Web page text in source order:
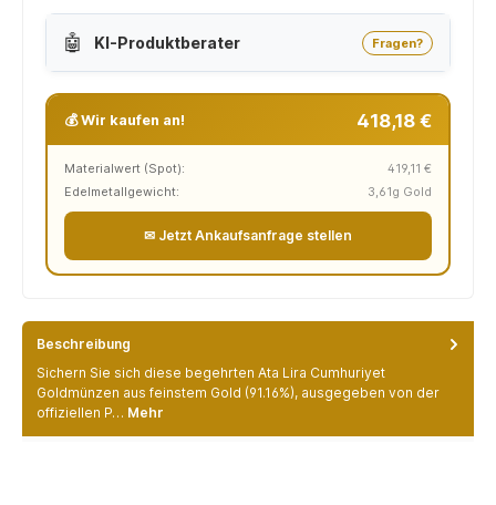
🤖 KI-Produktberater Fragen?
💰 Wir kaufen an! 418,18 €
Materialwert (Spot):
419,11 €
Edelmetallgewicht:
3,61g Gold
✉ Jetzt Ankaufsanfrage stellen
Beschreibung
Sichern Sie sich diese begehrten Ata Lira Cumhuriyet
Goldmünzen aus feinstem Gold (91.16%), ausgegeben von der
offiziellen P… Mehr